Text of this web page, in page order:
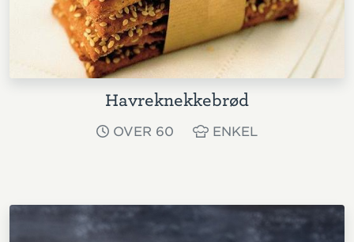
Havreknekkebrød
OVER 60 ENKEL